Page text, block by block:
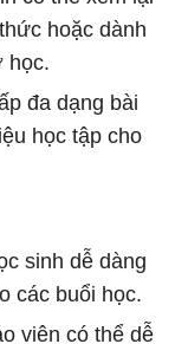
hoặc dành
học.
đa dạng bài
học tập cho
sinh dễ dàng
các buổi học.
viên có thể dễ